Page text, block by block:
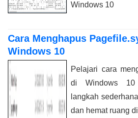
Windows 10
Cara Menghapus
Windows 10
Pelajari cara
di Windows 10
langkah
dan hemat ruang